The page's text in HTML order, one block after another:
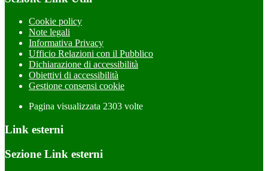
Cookie policy
Note legali
Informativa Privacy
Ufficio Relazioni con il Pubblico
Dichiarazione di accessibilità
Obiettivi di accessibilità
Gestione consensi cookie
Pagina visualizzata 2303 volte
Link esterni
Sezione Link esterni